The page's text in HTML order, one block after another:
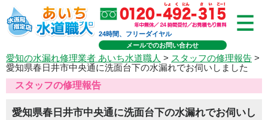
24時間、フリーダイヤル
メールでのお問い合わせ
愛知の水漏れ修理業者 あいち水道職人 > スタッフの修理報告 >
愛知県春日井市中央通に洗面台下の水漏れでお伺いしました
スタッフの修理報告
愛知県春日井市中央通に洗面台下の水漏れでお伺いし